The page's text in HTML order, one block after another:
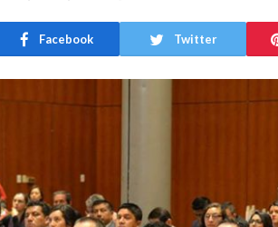
Facebook Twitter